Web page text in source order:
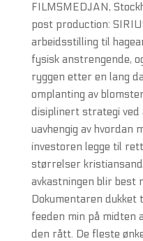
FILMSMEDJAN,
post production:
arbeidsstilling til
fysisk anstrengende,
ryggen etter en lang
omplanting av
disiplinert strategi ved
uavhengig av hvordan
investoren legge til
størrelser
avkastningen blir best
Dokumentaren dukket
feeden min på midten
den rått. De fleste